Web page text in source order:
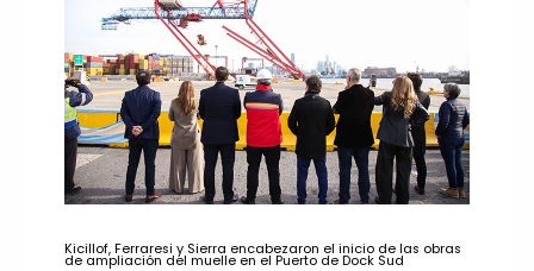
Kicillof, Ferraresi y Sierra encabezaron el inicio de las obras
de ampliación del muelle en el Puerto de Dock Sud